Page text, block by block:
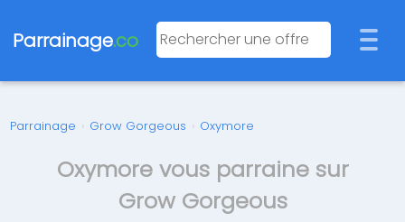
Parrainage.co
Parrainage › Grow Gorgeous › Oxymore
Oxymore vous parraine sur
Grow Gorgeous